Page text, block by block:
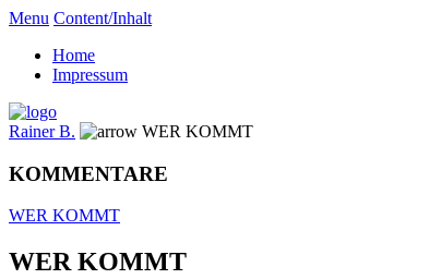
Menu Content/Inhalt
Home
Impressum
Rainer B. WER KOMMT
KOMMENTARE
WER KOMMT
WER KOMMT